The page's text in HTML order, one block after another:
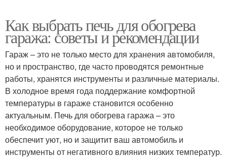
Как выбрать печь для обогрева
гаража: советы и рекомендации
Гараж – это не только место для хранения автомобиля,
но и пространство, где часто проводятся ремонтные
работы, хранятся инструменты и различные материалы.
В холодное время года поддержание комфортной
температуры в гараже становится особенно
актуальным. Печь для обогрева гаража – это
необходимое оборудование, которое не только
обеспечит уют, но и защитит ваш автомобиль и
инструменты от негативного влияния низких температур.